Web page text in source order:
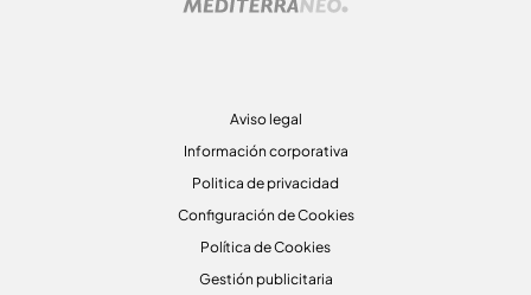
Aviso legal
Información corporativa
Politica de privacidad
Configuración de Cookies
Política de Cookies
Gestión publicitaria